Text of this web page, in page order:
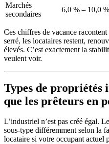
Marchés
secondaires
6,0 % – 10,0
Ces chiffres de vacance racontent
serré, les locataires restent,
élevés. C’est exactement la
veulent voir.
Types de
que les prêteurs en
L’industriel n’est pas créé égal.
sous-type différemment selon la
locataire si votre occupant actuel